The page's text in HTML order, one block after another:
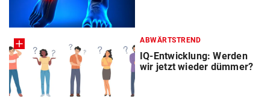
ABWÄRTSTREND
IQ-Entwicklung: Werden
wir jetzt wieder dümmer?